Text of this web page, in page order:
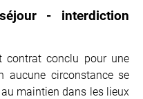
- interdiction
contrat conclu pour une
aucune circonstance se
maintien dans les lieux